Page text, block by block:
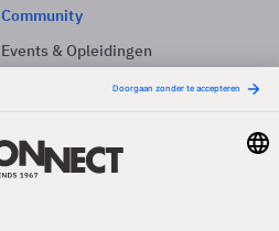
Community
Events & Opleidingen